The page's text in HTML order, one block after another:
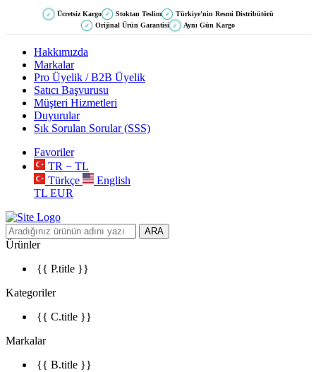
✓ Ücretsiz Kargo ✓ Stoktan Teslim ✓ Türkiye'nin Resmi Distribütörü
✓ Orijinal Ürün Garantisi ✓ Aynı Gün Kargo
Hakkımızda
Markalar
Pro Üyelik / B2B Üyelik
Satıcı Başvurusu
Müşteri Hizmetleri
Duyurular
Sık Sorulan Sorular (SSS)
Favoriler
TR − TL
Türkçe
English
TL EUR
ARA
Ürünler
{{ P.title }}
Kategoriler
{{ C.title }}
Markalar
{{ B.title }}